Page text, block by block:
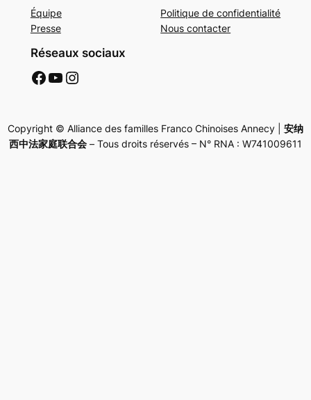
Équipe
Presse
Politique de confidentialité
Nous contacter
Réseaux sociaux
AFFC Facebook AFFC Youtube AFFC Instagram
Copyright © Alliance des familles Franco Chinoises Annecy | 安纳
西中法家庭联合会 – Tous droits réservés – N° RNA : W741009611